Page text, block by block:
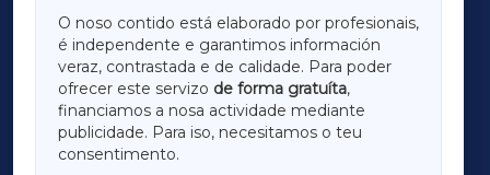
O noso contido está elaborado por profesionais,
é independente e garantimos información
veraz, contrastada e de calidade. Para poder
ofrecer este servizo de forma gratuíta,
financiamos a nosa actividade mediante
publicidade. Para iso, necesitamos o teu
consentimento.
LUGOXA
TERRACHAXA